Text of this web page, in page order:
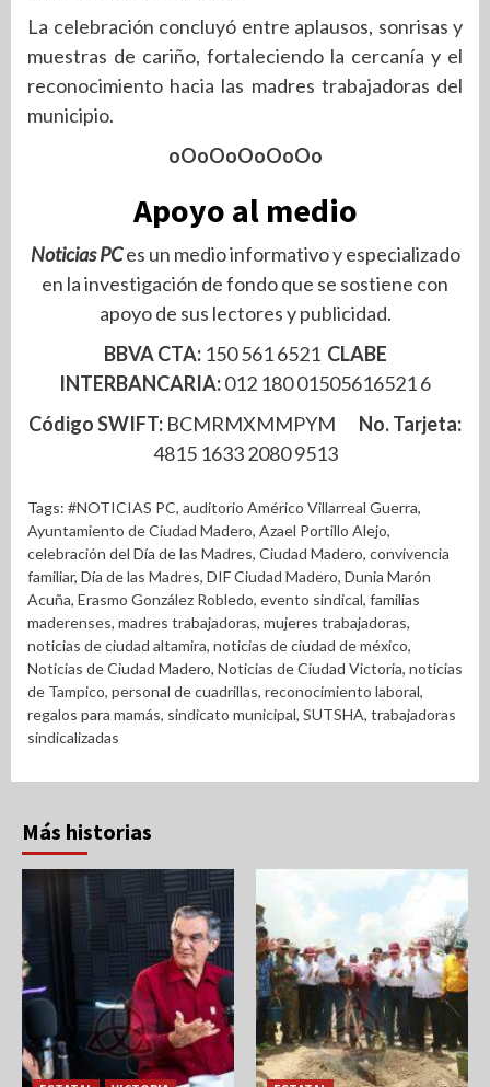
La celebración concluyó entre aplausos, sonrisas y
muestras de cariño, fortaleciendo la cercanía y el
reconocimiento hacia las madres trabajadoras del
municipio.
oOoOoOoOoOo
Apoyo al medio
Noticias PCes un medio informativo y especializado
en la investigación de fondo que se sostiene con
apoyo de sus lectores y publicidad.
BBVA CTA: 150 561 6521 CLABE
INTERBANCARIA:012 180 01505616521 6
Código SWIFT: BCMRMXMMPYM No. Tarjeta:
4815 1633 2080 9513
Tags: #NOTICIAS PC, auditorio Américo Villarreal Guerra,
Ayuntamiento de Ciudad Madero, Azael Portillo Alejo,
celebración del Día de las Madres, Ciudad Madero, convivencia
familiar, Día de las Madres, DIF Ciudad Madero, Dunia Marón
Acuña, Erasmo González Robledo, evento sindical, familias
maderenses, madres trabajadoras, mujeres trabajadoras,
noticias de ciudad altamira, noticias de ciudad de méxico,
Noticias de Ciudad Madero, Noticias de Ciudad Victoria, noticias
de Tampico, personal de cuadrillas, reconocimiento laboral,
regalos para mamás, sindicato municipal, SUTSHA, trabajadoras
sindicalizadas
Más historias